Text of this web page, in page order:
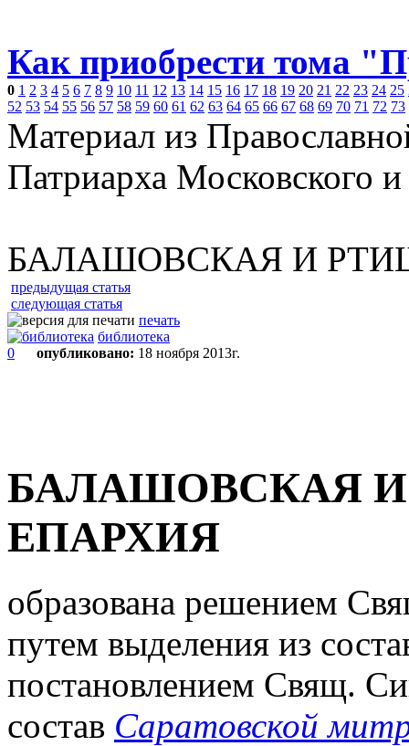
Как приобрести тома
0 1 2 3 4 5 6 7 8 9 10 11 12 13 14 15 16 17 18 19 20 21 22 23 24 25
52 53 54 55 56 57 58 59 60 61 62 63 64 65 66 67 68 69 70 71 72 73
Материал из
Патриарха Московского
БАЛАШОВСКАЯ И
предыдущая статья
следующая статья
печать
библиотека
0
опубликовано: 18 ноября 2013г.
БАЛАШОВСКАЯ
ЕПАРХИЯ
образована решением
путем выделения из
постановлением Свящ.
состав Саратовской